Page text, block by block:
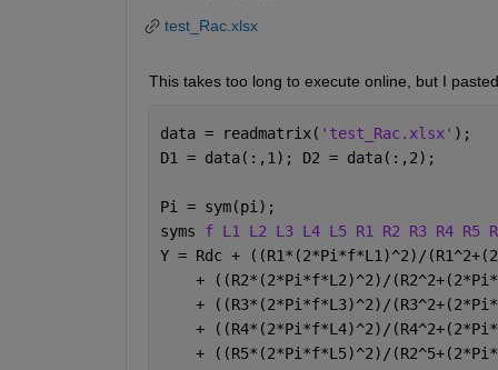
test_Rac.xlsx
This takes too long to execute online, but I
data = readmatrix( 'test_Rac.xlsx' );
D1 = data(:,1); D2 = data(:,2);
Pi = sym(pi);
syms f L1 L2 L3 L4 L5 R1 R2 R3 R4 R5
Y = Rdc + ((R1*(2*Pi*f*L1)^2)/
+ ((R2*(2*Pi*f*L2)^2)/
+ ((R3*(2*Pi*f*L3)^2)/
+ ((R4*(2*Pi*f*L4)^2)/
+ ((R5*(2*Pi*f*L5)^2)/